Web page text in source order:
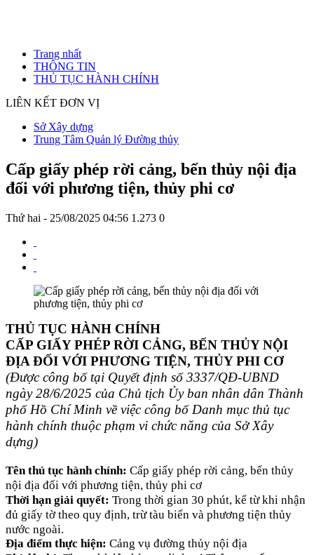
Trang nhất
THÔNG TIN
THỦ TỤC HÀNH CHÍNH
LIÊN KẾT ĐƠN VỊ
Sở Xây dựng
Trung Tâm Quản lý Đường thủy
Cấp giấy phép rời cảng, bến thủy nội địa
đối với phương tiện, thủy phi cơ
Thứ hai - 25/08/2025 04:56 1.273 0
THỦ TỤC HÀNH CHÍNH
CẤP GIẤY PHÉP RỜI CẢNG, BẾN THỦY NỘI
ĐỊA ĐỐI VỚI PHƯƠNG TIỆN, THỦY PHI CƠ
(Được công bố tại Quyết định số 3337/QĐ-UBND
ngày 28/6/2025 của Chủ tịch Ủy ban nhân dân Thành
phố Hồ Chí Minh về việc công bố Danh mục thủ tục
hành chính thuộc phạm vi chức năng của Sở Xây
dựng)
Tên thủ tục hành chính: Cấp giấy phép rời cảng, bến thủy
nội địa đối với phương tiện, thủy phi cơ
Thời hạn giải quyết: Trong thời gian 30 phút, kể từ khi nhận
đủ giấy tờ theo quy định, trừ tàu biển và phương tiện thủy
nước ngoài.
Địa điểm thực hiện: Cảng vụ đường thủy nội địa